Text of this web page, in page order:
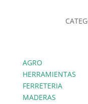
AGRO
HERRAMIENTAS
FERRETERIA
MADERAS